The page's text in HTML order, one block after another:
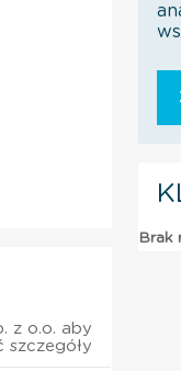
z o.o. aby
szczegóły
Brak